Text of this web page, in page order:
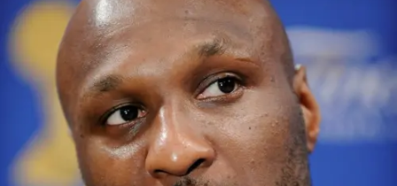
Share to others
Pinterest
Mail